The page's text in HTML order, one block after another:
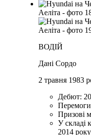
ВОДІЙ
Дані Сордо
2 травня 1983
Дебют:
Призові
У складі
2014 року